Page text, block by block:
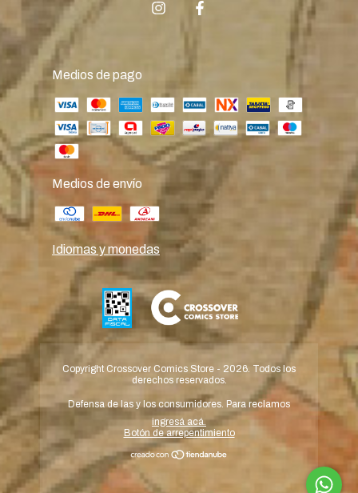
Medios de pago
Medios de envío
Idiomas y monedas
Copyright Crossover Comics Store - 2026. Todos los
derechos reservados.
Defensa de las y los consumidores. Para reclamos
ingresá acá.
Botón de arrepentimiento